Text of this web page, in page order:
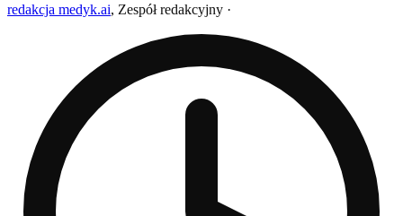
redakcja medyk.ai, Zespół redakcyjny ·